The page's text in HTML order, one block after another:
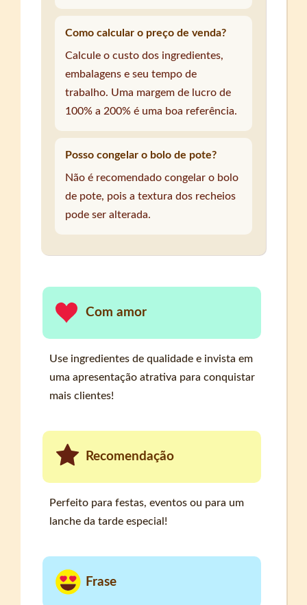
Como calcular o preço de venda?
Calcule o custo dos ingredientes,
embalagens e seu tempo de
trabalho. Uma margem de lucro de
100% a 200% é uma boa referência.
Posso congelar o bolo de pote?
Não é recomendado congelar o bolo
de pote, pois a textura dos recheios
pode ser alterada.
Com amor
Use ingredientes de qualidade e invista em
uma apresentação atrativa para conquistar
mais clientes!
Recomendação
Perfeito para festas, eventos ou para um
lanche da tarde especial!
Frase